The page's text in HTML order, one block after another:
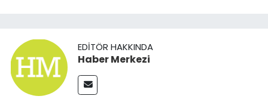
EDITÖR HAKKINDA
Haber Merkezi